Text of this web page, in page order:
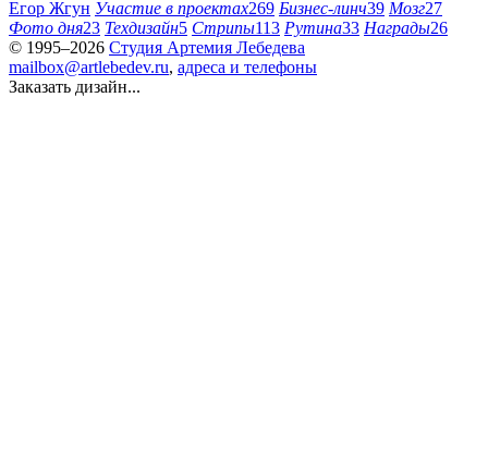
Егор Жгун Участие в проектах269 Бизнес-линч39 Мозг27
Фото дня23 Техдизайн5 Стрипы113 Рутина33 Награды26
© 1995–2026 Студия Артемия Лебедева
mailbox@artlebedev.ru, адреса и телефоны
Заказать дизайн...